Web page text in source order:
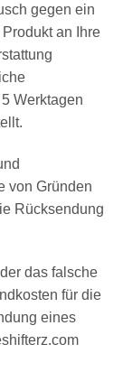
gegen ein
an Ihre
Werktagen
von Gründen
Rücksendung
das falsche
für die
eines